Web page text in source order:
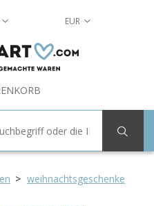
EUR
weihnachtsgeschenke